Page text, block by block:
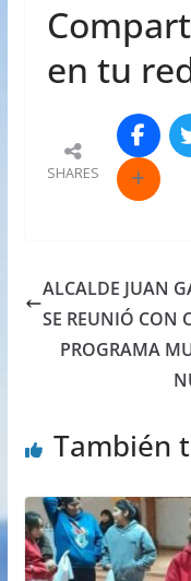
en tu
SHARES
ALCALDE JUAN
SE REUNIÓ CON
PROGRAMA
También